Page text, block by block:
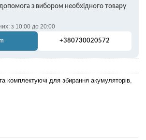
з вибором необхідного товару
з 10:00 до 20:00
+380730020572
комплектуючі для збирання акумуляторів